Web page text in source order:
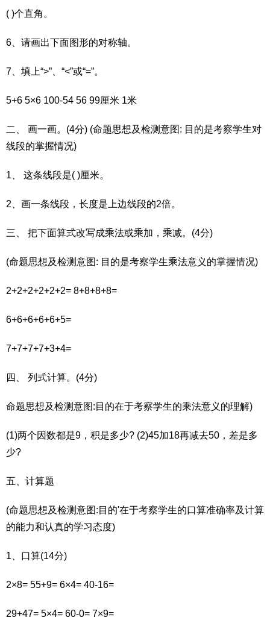
( )个直角。
6、请画出下面图形的对称轴。
7、填上“>”、“<”或“=”。
5+6 5×6 100-54 56 99厘米 1米
二、 画一画。(4分) (命题思想及检测意图: 目的是考察学生对
线段的掌握情况)
1、 这条线段是( )厘米。
2、画一条线段，长度是上边线段的2倍。
三、 把下面算式改写成乘法或乘加，乘减。(4分)
(命题思想及检测意图: 目的是考察学生乘法意义的掌握情况)
2+2+2+2+2+2= 8+8+8+8=
6+6+6+6+6+5=
7+7+7+7+3+4=
四、 列式计算。(4分)
命题思想及检测意图:目的在于考察学生的乘法意义的理解)
(1)两个因数都是9，积是多少? (2)45加18再减去50，差是多
少?
五、计算题
(命题思想及检测意图:目的'在于考察学生的口算准确率及计算
的能力和认真的学习态度)
1、口算(14分)
2×8= 55+9= 6×4= 40-16=
29+47= 5×4= 60-0= 7×9=